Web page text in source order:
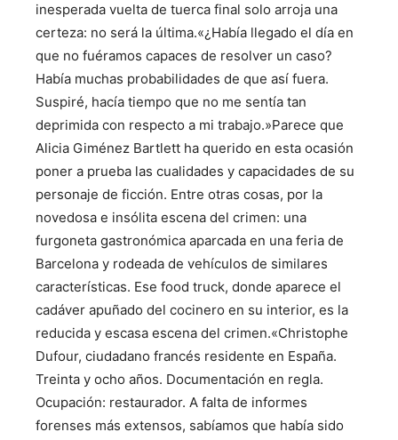
inesperada vuelta de tuerca final solo arroja una
certeza: no será la última.«¿Había llegado el día en
que no fuéramos capaces de resolver un caso?
Había muchas probabilidades de que así fuera.
Suspiré, hacía tiempo que no me sentía tan
deprimida con respecto a mi trabajo.»Parece que
Alicia Giménez Bartlett ha querido en esta ocasión
poner a prueba las cualidades y capacidades de su
personaje de ficción. Entre otras cosas, por la
novedosa e insólita escena del crimen: una
furgoneta gastronómica aparcada en una feria de
Barcelona y rodeada de vehículos de similares
características. Ese food truck, donde aparece el
cadáver apuñado del cocinero en su interior, es la
reducida y escasa escena del crimen.«Christophe
Dufour, ciudadano francés residente en España.
Treinta y ocho años. Documentación en regla.
Ocupación: restaurador. A falta de informes
forenses más extensos, sabíamos que había sido